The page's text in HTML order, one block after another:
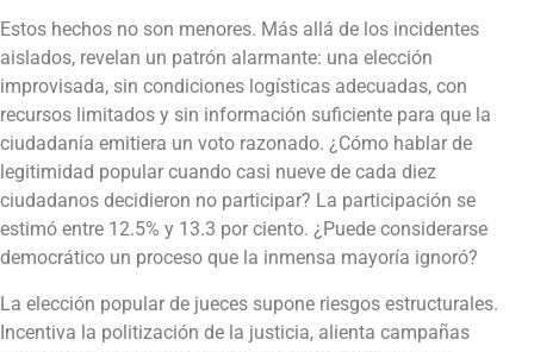
Estos hechos no son menores. Más allá de los incidentes
aislados, revelan un patrón alarmante: una elección
improvisada, sin condiciones logísticas adecuadas, con
recursos limitados y sin información suficiente para que la
ciudadanía emitiera un voto razonado. ¿Cómo hablar de
legitimidad popular cuando casi nueve de cada diez
ciudadanos decidieron no participar? La participación se
estimó entre 12.5% y 13.3 por ciento. ¿Puede considerarse
democrático un proceso que la inmensa mayoría ignoró?
La elección popular de jueces supone riesgos estructurales.
Incentiva la politización de la justicia, alienta campañas